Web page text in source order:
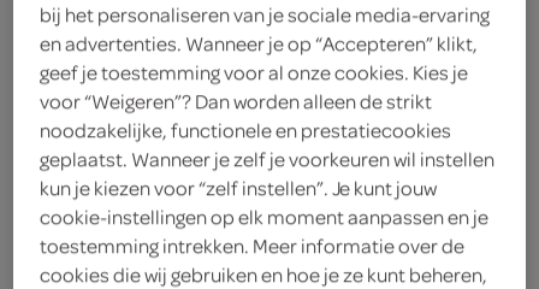
Let op: aanbiedingen zijn niet zichtbaar bij de
producten, maar worden wél automatisch
verwerkt in de winkelmand.
bij het personaliseren van je sociale media-ervaring
en advertenties. Wanneer je op “Accepteren” klikt,
geef je toestemming voor al onze cookies. Kies je
voor “Weigeren”? Dan worden alleen de strikt
noodzakelijke, functionele en prestatiecookies
geplaatst. Wanneer je zelf je voorkeuren wil instellen
kun je kiezen voor “zelf instellen”. Je kunt jouw
cookie-instellingen op elk moment aanpassen en je
toestemming intrekken. Meer informatie over de
cookies die wij gebruiken en hoe je ze kunt beheren,